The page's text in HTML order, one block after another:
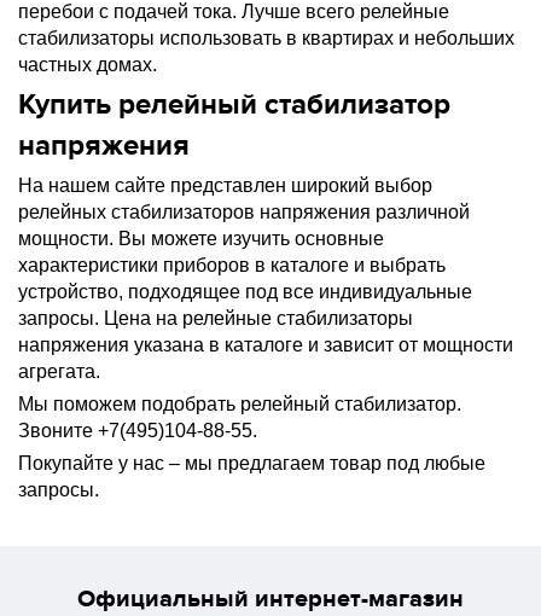
перебои с подачей тока. Лучше всего релейные
стабилизаторы использовать в квартирах и небольших
частных домах.
Купить релейный стабилизатор
напряжения
На нашем сайте представлен широкий выбор
релейных стабилизаторов напряжения различной
мощности. Вы можете изучить основные
характеристики приборов в каталоге и выбрать
устройство, подходящее под все индивидуальные
запросы. Цена на релейные стабилизаторы
напряжения указана в каталоге и зависит от мощности
агрегата.
Мы поможем подобрать релейный стабилизатор.
Звоните +7(495)104-88-55.
Покупайте у нас – мы предлагаем товар под любые
запросы.
Официальный интернет-магазин